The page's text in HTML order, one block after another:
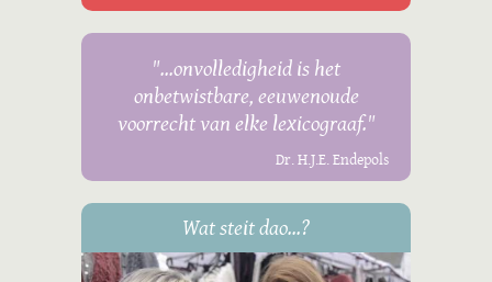
"...onvolledigheid is het
onbetwistbare, eeuwenoude
voorrecht van elke lexicograaf."
Dr. H.J.E. Endepols
Wat steit dao...?